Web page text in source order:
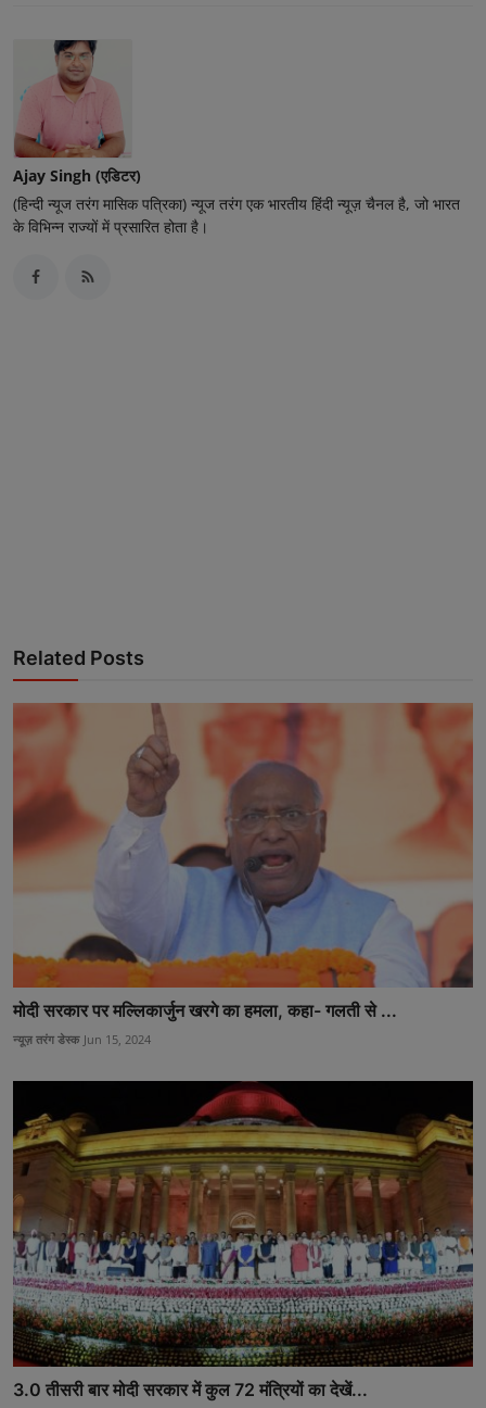
Ajay Singh (एडिटर)
(हिन्दी न्यूज तरंग मासिक पत्रिका) न्यूज तरंग एक भारतीय हिंदी न्यूज़ चैनल है, जो भारत
के विभिन्न राज्यों में प्रसारित होता है।
Related Posts
मोदी सरकार पर मल्लिकार्जुन खरगे का हमला, कहा- गलती से ...
न्यूज़ तरंग डेस्क Jun 15, 2024
3.0 तीसरी बार मोदी सरकार में कुल 72 मंत्रियों का देखें...